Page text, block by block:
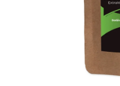
Recenzie